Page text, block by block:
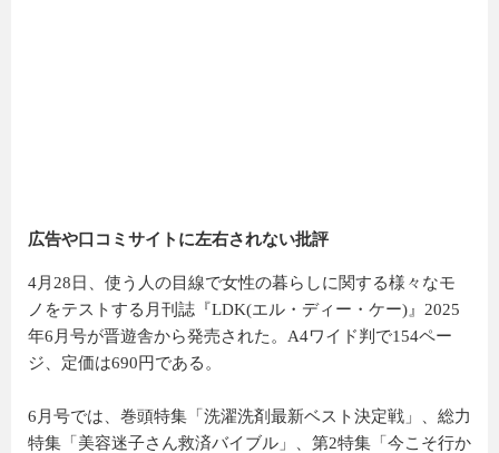
広告や口コミサイトに左右されない批評
4月28日、使う人の目線で女性の暮らしに関する様々なモ
ノをテストする月刊誌『LDK(エル・ディー・ケー)』2025
年6月号が晋遊舎から発売された。A4ワイド判で154ペー
ジ、定価は690円である。
6月号では、巻頭特集「洗濯洗剤最新ベスト決定戦」、総力
特集「美容迷子さん救済バイブル」、第2特集「今こそ行か